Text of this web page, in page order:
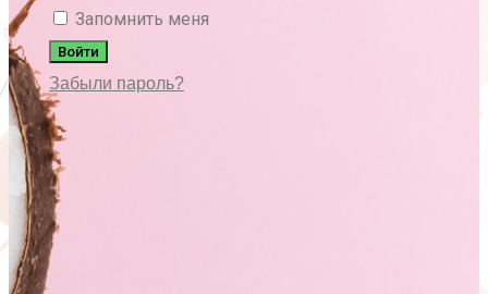
Запомнить меня
Войти
Забыли пароль?